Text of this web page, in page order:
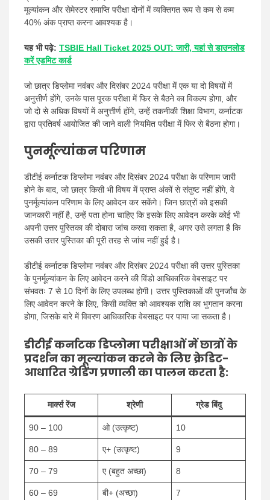
मूल्यांकन और सेमेस्टर समाप्ति परीक्षा दोनों में व्यक्तिगत रूप से कम से कम
40% अंक प्राप्त करना आवश्यक है।
यह भी पढ़े: TSBIE Hall Ticket 2025 OUT: जारी, यहां से डाउनलोड
करें एडमिट कार्ड
जो छात्र डिप्लोमा नवंबर और दिसंबर 2024 परीक्षा में एक या दो विषयों में
अनुत्तीर्ण होंगे, उनके पास पूरक परीक्षा में फिर से बैठने का विकल्प होगा, और
जो दो से अधिक विषयों में अनुत्तीर्ण होंगे, उन्हें तकनीकी शिक्षा विभाग, कर्नाटक
द्वारा प्रतिवर्ष आयोजित की जाने वाली नियमित परीक्षा में फिर से बैठना होगा।
पुनर्मूल्यांकन परिणाम
डीटीई कर्नाटक डिप्लोमा नवंबर और दिसंबर 2024 परीक्षा के परिणाम जारी
होने के बाद, जो छात्र किसी भी विषय में प्राप्त अंकों से संतुष्ट नहीं होंगे, वे
पुनर्मूल्यांकन परिणाम के लिए आवेदन कर सकेंगे। जिन छात्रों को इसकी
जानकारी नहीं है, उन्हें पता होना चाहिए कि इसके लिए आवेदन करके कोई भी
अपनी उत्तर पुस्तिका की दोबारा जांच करवा सकता है, अगर उसे लगता है कि
उसकी उत्तर पुस्तिका की पूरी तरह से जांच नहीं हुई है।
डीटीई कर्नाटक डिप्लोमा नवंबर और दिसंबर 2024 परीक्षा की उत्तर पुस्तिका
के पुनर्मूल्यांकन के लिए आवेदन करने की विंडो आधिकारिक वेबसाइट पर
संभवतः 7 से 10 दिनों के लिए उपलब्ध होगी। उत्तर पुस्तिकाओं की पुनर्जांच के
लिए आवेदन करने के लिए, किसी व्यक्ति को आवश्यक राशि का भुगतान करना
होगा, जिसके बारे में विवरण आधिकारिक वेबसाइट पर पाया जा सकता है।
डीटीई कर्नाटक डिप्लोमा परीक्षाओं में छात्रों के
प्रदर्शन का मूल्यांकन करने के लिए क्रेडिट-
आधारित ग्रेडिंग प्रणाली का पालन करता है:
मार्क्स रेंज श्रेणी ग्रेड बिंदु
90 – 100 ओ (उत्कृष्ट) 10
80 – 89 ए+ (उत्कृष्ट) 9
70 – 79 ए (बहुत अच्छा) 8
60 – 69 बी+ (अच्छा) 7